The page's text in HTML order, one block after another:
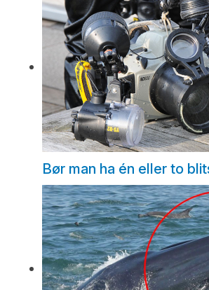
Bør man ha én eller to